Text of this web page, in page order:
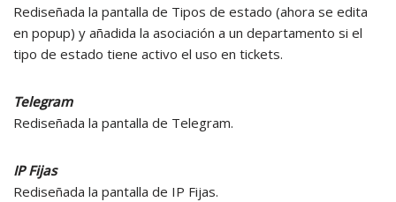
Rediseñada la pantalla de Tipos de estado (ahora se edita
en popup) y añadida la asociación a un departamento si el
tipo de estado tiene activo el uso en tickets.
Telegram
Rediseñada la pantalla de Telegram.
IP Fijas
Rediseñada la pantalla de IP Fijas.